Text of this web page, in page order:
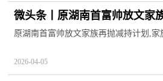
微头条丨原湖南首富帅放文家
原湖南首富帅放文家族再抛减持计划,家
2026-04-05